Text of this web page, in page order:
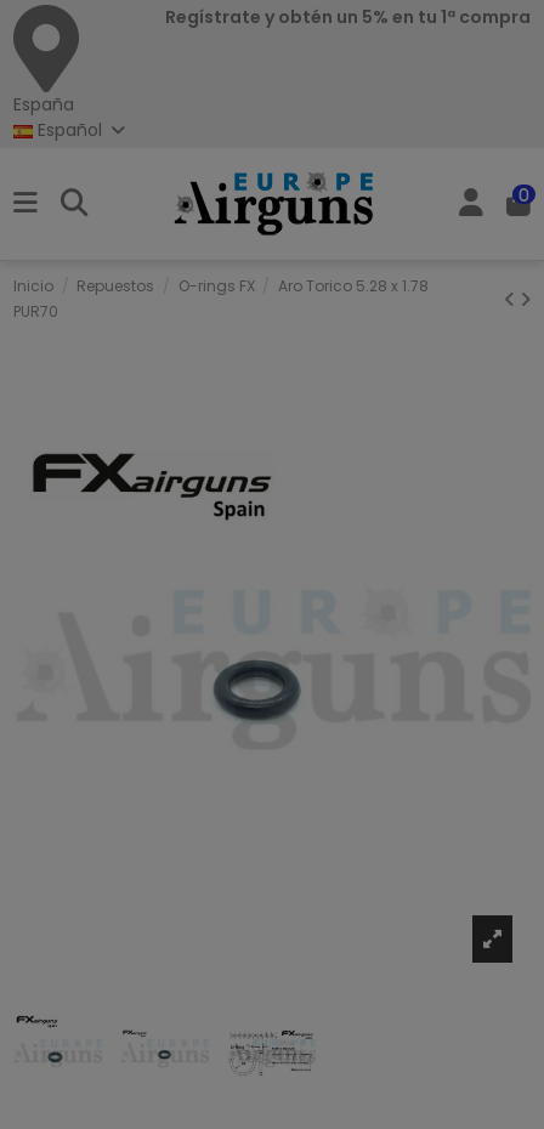
España
Regístrate y obtén un 5% en tu 1ª compra
Español
0
Inicio Repuestos O-rings FX
Aro Torico 5.28 x 1.78
PUR70